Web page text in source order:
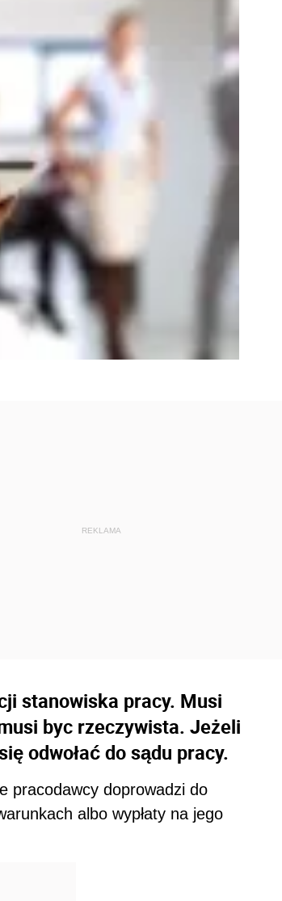
stanowiska pracy. Musi
byc rzeczywista. Jeżeli
odwołać do sądu pracy.
pracodawcy doprowadzi do
albo wypłaty na jego